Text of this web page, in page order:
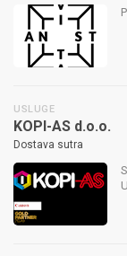
USLUGE
KOPI-AS d.o.o.
Dostava sutra